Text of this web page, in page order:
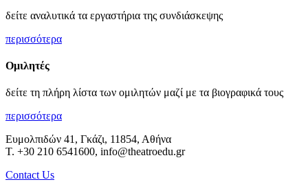
δείτε αναλυτικά τα εργαστήρια της συνδιάσκεψης
περισσότερα
Ομιλητές
δείτε τη πλήρη λίστα των ομιλητών μαζί με τα βιογραφικά τους
περισσότερα
Ευμολπιδών 41, Γκάζι, 11854, Αθήνα
T. +30 210 6541600, info@theatroedu.gr
Contact Us